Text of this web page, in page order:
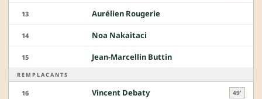
13 Aurélien Rougerie
14 Noa Nakaitaci
15 Jean-Marcellin Buttin
REMPLACANTS
16 Vincent Debaty 49'